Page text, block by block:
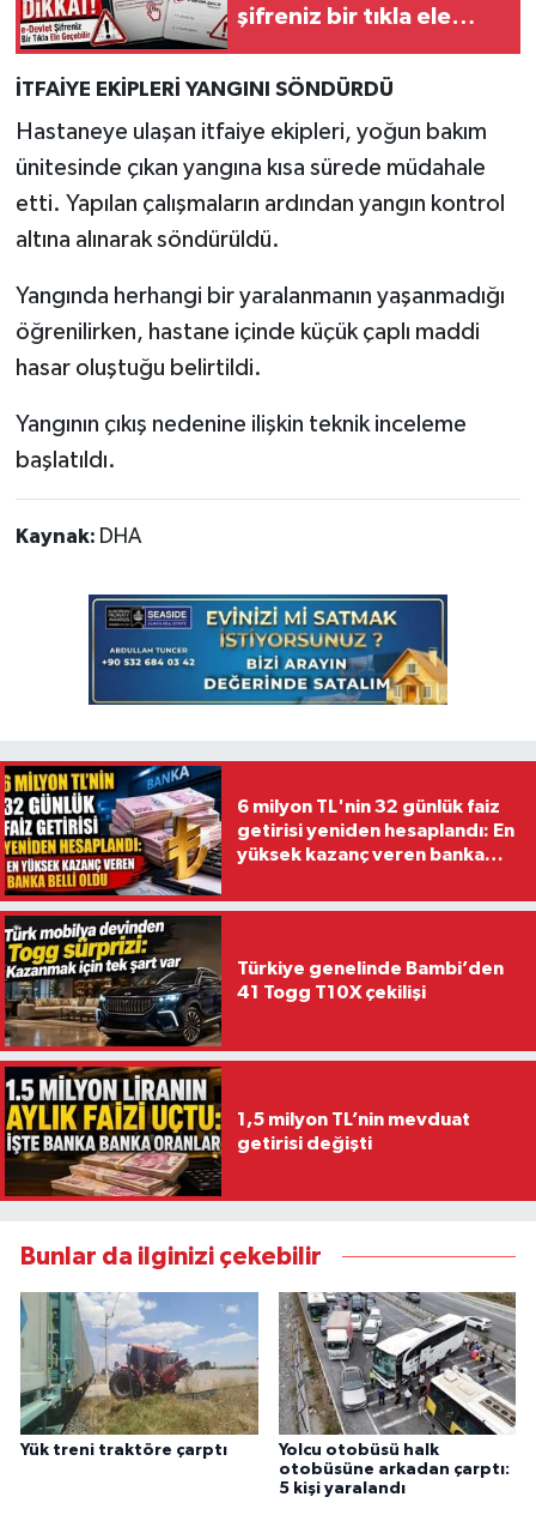
şifreniz bir tıkla ele
İTFAİYE EKİPLERİ YANGINI SÖNDÜRDÜ
Hastaneye ulaşan itfaiye ekipleri, yoğun bakım
ünitesinde çıkan yangına kısa sürede müdahale
etti. Yapılan çalışmaların ardından yangın kontrol
altına alınarak söndürüldü.
Yangında herhangi bir yaralanmanın yaşanmadığı
öğrenilirken, hastane içinde küçük çaplı maddi
hasar oluştuğu belirtildi.
Yangının çıkış nedenine ilişkin teknik inceleme
başlatıldı.
Kaynak: DHA
6 milyon TL'nin 32 günlük faiz
getirisi yeniden hesaplandı: En
yüksek kazanç veren banka
Türkiye genelinde Bambi’den
41 Togg T10X çekilişi
1,5 milyon TL’nin mevduat
getirisi değişti
Bunlar da ilginizi çekebilir
Yük treni traktöre çarptı
Yolcu otobüsü halk
otobüsüne arkadan çarptı:
5 kişi yaralandı